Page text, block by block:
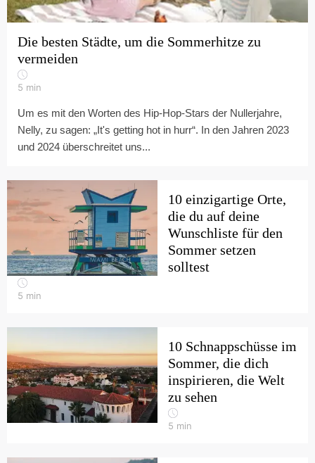
Die besten Städte, um die Sommerhitze zu
vermeiden
5 min
Um es mit den Worten des Hip-Hop-Stars der Nullerjahre,
Nelly, zu sagen: „It's getting hot in hurr“. In den Jahren 2023
und 2024 überschreitet uns...
10 einzigartige Orte,
die du auf deine
Wunschliste für den
Sommer setzen
solltest
5 min
10 Schnappschüsse im
Sommer, die dich
inspirieren, die Welt
zu sehen
5 min